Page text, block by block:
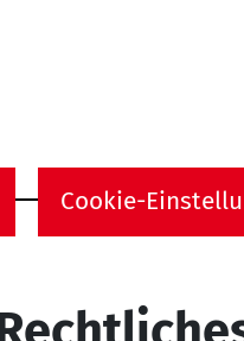
Cookie-